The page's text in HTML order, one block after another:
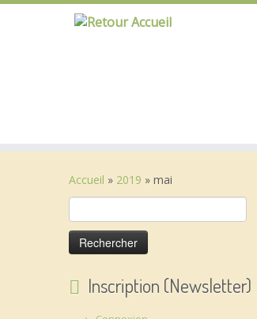
Passer
Accueil » 2019 » mai
Rechercher :
Inscription (Newsletter)